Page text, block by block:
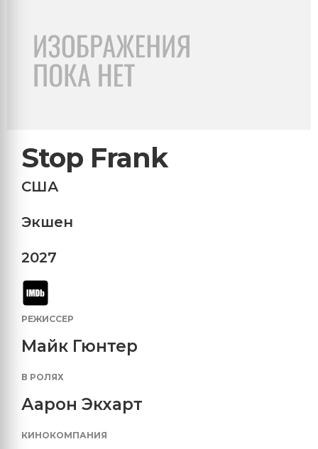
Stop Frank
США
Экшен
2027
РЕЖИССЕР
Майк Гюнтер
В РОЛЯХ
Аарон Экхарт
КИНОКОМПАНИЯ